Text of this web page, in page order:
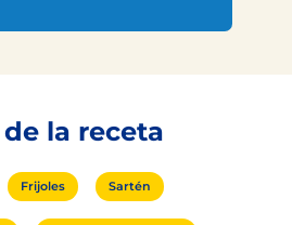
la receta
Frijoles Sartén